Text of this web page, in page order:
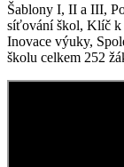
Šablony I, II a III,
síťování škol, Klíč k
Inovace výuky,
školu celkem 252